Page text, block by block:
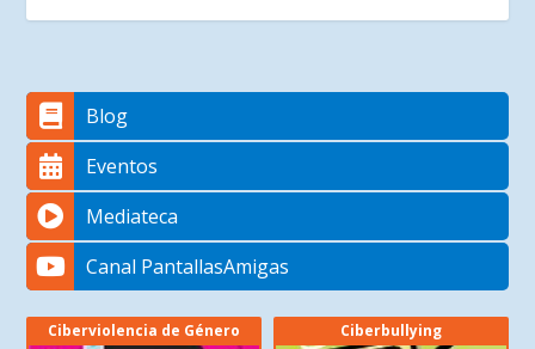
Blog
Eventos
Mediateca
Canal PantallasAmigas
Ciberviolencia de Género Ciberbullying